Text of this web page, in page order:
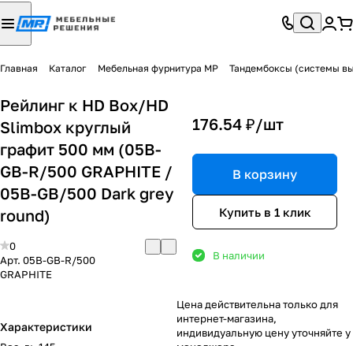
Главная Каталог Мебельная фурнитура МР Тандембоксы (системы
Рейлинг к HD Box/HD
Slimbox круглый
графит 500 мм (05B-
GB-R/500 GRAPHITE /
05B-GB/500 Dark grey
round)
0
Арт. 05B-GB-R/500
GRAPHITE
Характеристики
176.54 ₽/шт
В корзину
Купить в 1 клик
В наличии
Цена действительна только для
интернет-магазина,
индивидуальную цену уточняйте у